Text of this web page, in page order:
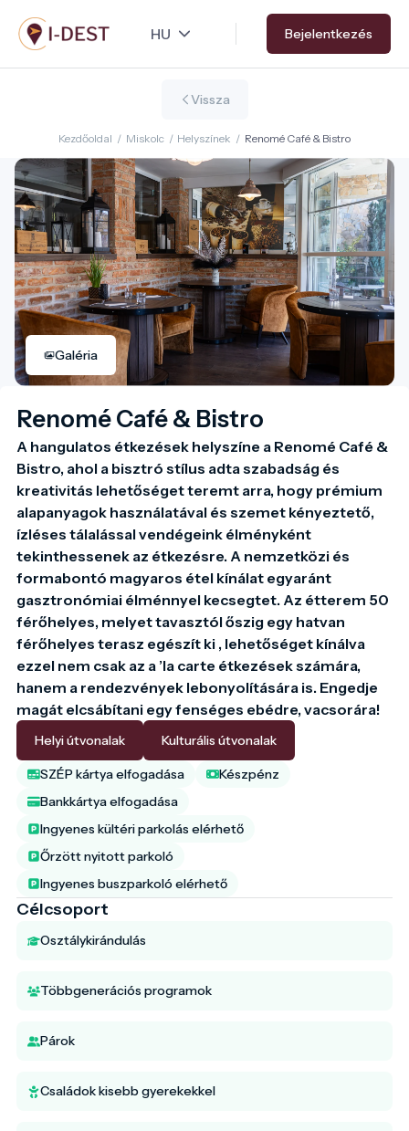
Ugrás
a
tartalomra
Bejelentkezés
Vissza
Kezdőoldal / Miskolc / Helyszínek / Renomé Café & Bistro
Galéria
Renomé Café & Bistro
A hangulatos étkezések helyszíne a Renomé Café &
Bistro, ahol a bisztró stílus adta szabadság és
kreativitás lehetőséget teremt arra, hogy prémium
alapanyagok használatával és szemet kényeztető,
ízléses tálalással vendégeink élményként
tekinthessenek az étkezésre. A nemzetközi és
formabontó magyaros étel kínálat egyaránt
gasztronómiai élménnyel kecsegtet. Az étterem 50
férőhelyes, melyet tavasztól őszig egy hatvan
férőhelyes terasz egészít ki , lehetőséget kínálva
ezzel nem csak az a ’la carte étkezések számára,
hanem a rendezvények lebonyolítására is. Engedje
magát elcsábítani egy fenséges ebédre, vacsorára!
Helyi útvonalak Kulturális útvonalak
SZÉP kártya elfogadása
Készpénz
Bankkártya elfogadása
Ingyenes kültéri parkolás elérhető
Őrzött nyitott parkoló
Ingyenes buszparkoló elérhető
Célcsoport
Osztálykirándulás
Többgenerációs programok
Párok
Családok kisebb gyerekekkel